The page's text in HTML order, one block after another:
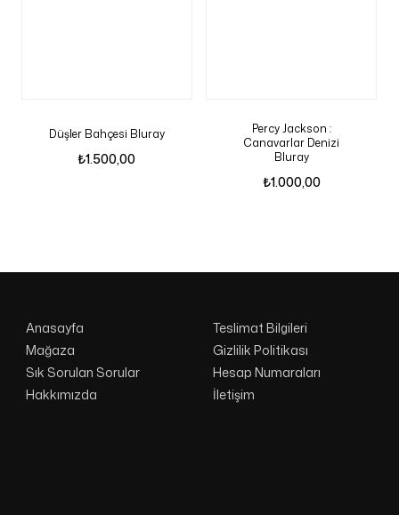
Düşler Bahçesi Bluray
₺1.500,00
Percy Jackson :
Canavarlar Denizi
Bluray
₺1.000,00
Anasayfa
Mağaza
Sık Sorulan Sorular
Hakkımızda
Teslimat Bilgileri
Gizlilik Politikası
Hesap Numaraları
İletişim